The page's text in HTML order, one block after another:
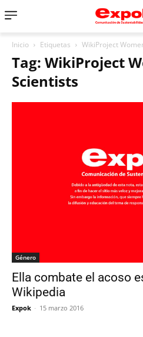
Inicio Etiquetas WikiProject
Tag: WikiProject
Scientists
Género
Ella combate el acoso
Wikipedia
Expok - 15 marzo 2016